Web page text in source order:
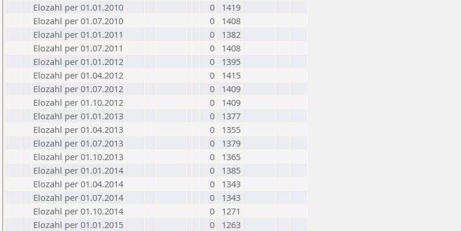
Elozahl per 01.01.2010
0
1419
Elozahl per 01.07.2010
0
1408
Elozahl per 01.01.2011
0
1382
Elozahl per 01.07.2011
0
1408
Elozahl per 01.01.2012
0
1395
Elozahl per 01.04.2012
0
1415
Elozahl per 01.07.2012
0
1409
Elozahl per 01.10.2012
0
1409
Elozahl per 01.01.2013
0
1377
Elozahl per 01.04.2013
0
1355
Elozahl per 01.07.2013
0
1379
Elozahl per 01.10.2013
0
1365
Elozahl per 01.01.2014
0
1385
Elozahl per 01.04.2014
0
1343
Elozahl per 01.07.2014
0
1343
Elozahl per 01.10.2014
0
1271
Elozahl per 01.01.2015
0
1263